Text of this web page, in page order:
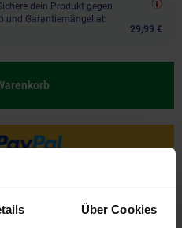
Über Cookies
dein Produkt gegen
und Garantiemängel ab
29,99 €